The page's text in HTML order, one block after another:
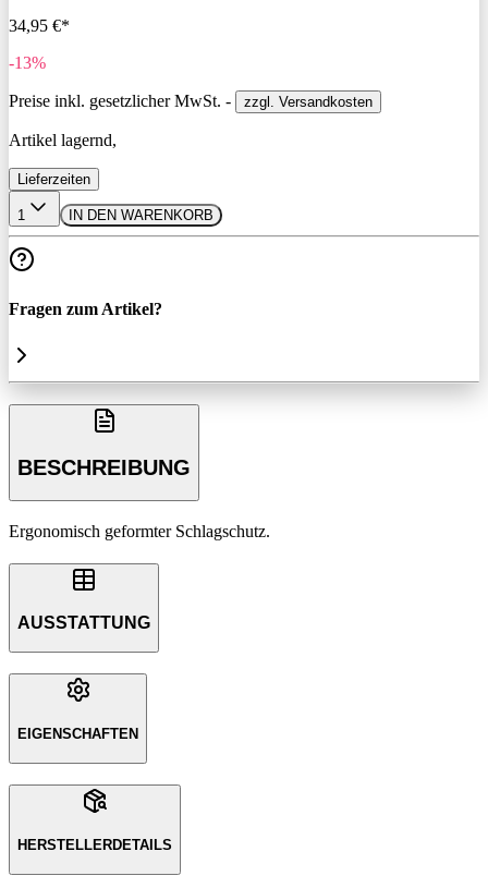
34,95 €*
-13%
Preise inkl. gesetzlicher MwSt. - zzgl. Versandkosten
Artikel lagernd,
Lieferzeiten
1 IN DEN WARENKORB
Fragen zum Artikel?
BESCHREIBUNG
Ergonomisch geformter Schlagschutz.
AUSSTATTUNG
EIGENSCHAFTEN
HERSTELLERDETAILS